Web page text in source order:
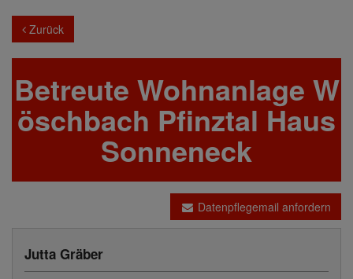
Zurück
Betreute Wohnanlage W
öschbach Pfinztal Haus
Sonneneck
Datenpflegemail anfordern
Jutta Gräber